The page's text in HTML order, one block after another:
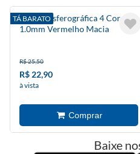
TÁ BARATO
Caneta Esferográfica 4 Cores
1.0mm Vermelho Macia
R$ 25,50
R$ 22,90
à vista
Baixe